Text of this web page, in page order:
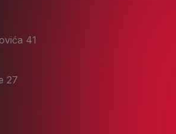
41
27